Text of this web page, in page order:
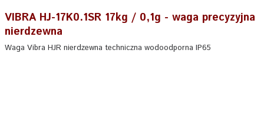
VIBRA HJ-17K0.1SR 17kg / 0,1g - waga precyzyjna
nierdzewna
Waga Vibra HJR nierdzewna techniczna wodoodporna IP65